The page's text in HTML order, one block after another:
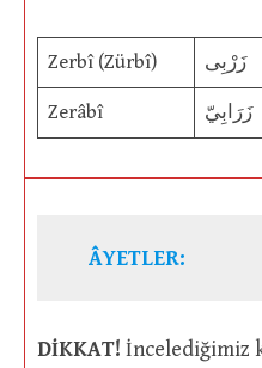
Zerbî (Zürbî) زَرْبِى
Zerâbî زَرَابِيّ
ÂYETLER:
DİKKAT! İncelediğimiz